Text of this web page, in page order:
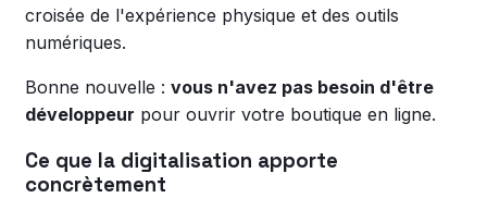
croisée de l'expérience physique et des outils
numériques.
Bonne nouvelle : vous n'avez pas besoin d'être
développeur pour ouvrir votre boutique en ligne.
Ce que la digitalisation apporte
concrètement